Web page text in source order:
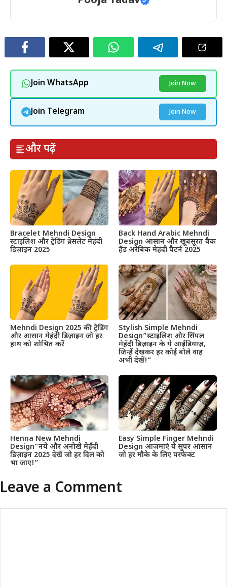
Join WhatsApp Join Now
Join Telegram Join Now
और पढ़ें
Bracelet Mehndi Design
स्टाइलिश और ट्रेंडिंग ब्रेसलेट मेहंदी
डिज़ाइन 2025
Back Hand Arabic Mehndi
Design आसान और खूबसूरत बैक
हैंड अरेबिक मेहंदी पैटर्न 2025
Mehndi Design 2025 की ट्रेंडिंग
और आसान मेहंदी डिज़ाइन जो हर
हाथ को शोभित करें
Stylish Simple Mehndi
Design”स्टाइलिश और सिंपल
मेहँदी डिज़ाइन के ये आईडियाज़,
जिन्हें देखकर हर कोई बोले वाह
अभी देखें!”
Henna New Mehndi
Design”नये और अनोखे मेहँदी
डिज़ाइन 2025 देखें जो हर दिल को
भा जाए!”
Easy Simple Finger Mehndi
Design आजमाएं ये सुपर आसान
जो हर मौके के लिए परफेक्ट
Leave a Comment